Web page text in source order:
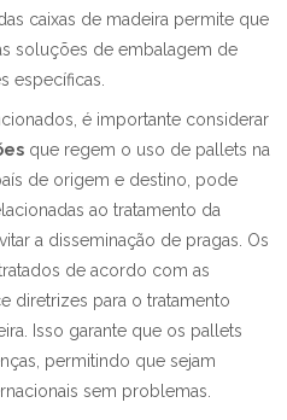
caixas de madeira permite que
soluções de embalagem de
específicas.
é importante considerar
que regem o uso de pallets na
de origem e destino, pode
ao tratamento da
a disseminação de pragas. Os
de acordo com as
diretrizes para o tratamento
Isso garante que os pallets
permitindo que sejam
sem problemas.